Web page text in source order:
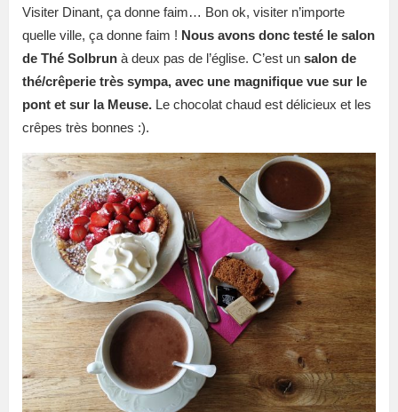
Visiter Dinant, ça donne faim… Bon ok, visiter n’importe
quelle ville, ça donne faim ! Nous avons donc testé le salon
de Thé Solbrun à deux pas de l’église. C’est un salon de
thé/crêperie très sympa, avec une magnifique vue sur le
pont et sur la Meuse. Le chocolat chaud est délicieux et les
crêpes très bonnes :).